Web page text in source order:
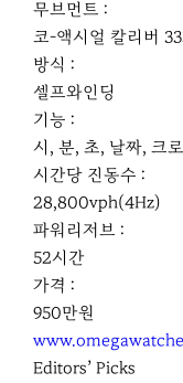
무브먼트 :
코-액시얼 칼리버
방식 :
셀프와인딩
기능 :
시, 분, 초, 날짜, 크
시간당 진동수 :
28,800vph(4Hz)
파워리저브 :
52시간
가격 :
950만원
Editors’ Picks